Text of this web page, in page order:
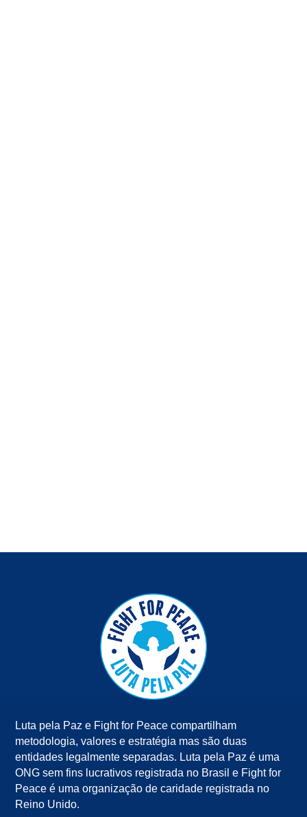
Luta pela Paz e Fight for Peace compartilham
metodologia, valores e estratégia mas são duas
entidades legalmente separadas. Luta pela Paz é uma
ONG sem fins lucrativos registrada no Brasil e Fight for
Peace é uma organização de caridade registrada no
Reino Unido.